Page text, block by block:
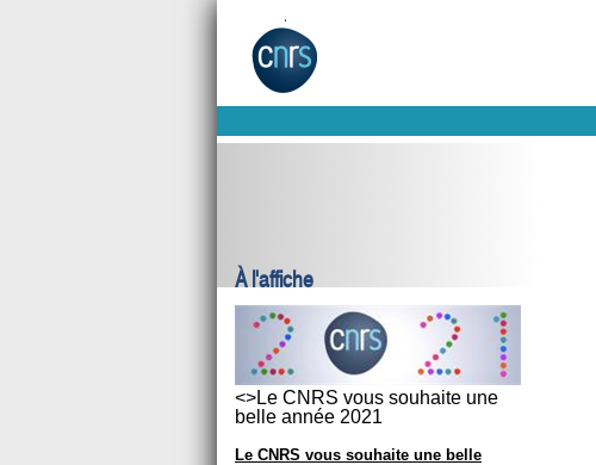
À l'affiche
<>Le CNRS vous souhaite une
belle année 2021
Le CNRS vous souhaite une belle